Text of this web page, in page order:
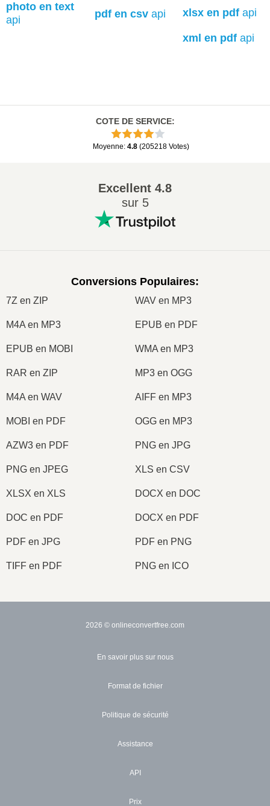
photo en text
api
pdf en csvapi xlsx en pdf api
xml en pdf api
COTE DE SERVICE:
Moyenne: 4.8 (205218 Votes)
Excellent 4.8
sur 5
Conversions Populaires:
7Z en ZIP WAV en MP3
M4A en MP3 EPUB en PDF
EPUB en MOBI WMA en MP3
RAR en ZIP MP3 en OGG
M4A en WAV AIFF en MP3
MOBI en PDF OGG en MP3
AZW3 en PDF PNG en JPG
PNG en JPEG XLS en CSV
XLSX en XLS DOCX en DOC
DOC en PDF DOCX en PDF
PDF en JPG PDF en PNG
TIFF en PDF PNG en ICO
2026 © onlineconvertfree.com
En savoir plus sur nous
Format de fichier
Politique de sécurité
Assistance
API
Prix